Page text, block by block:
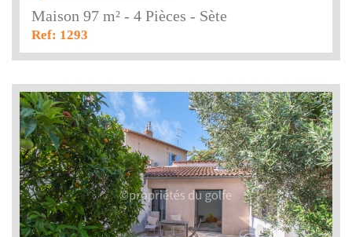
Maison 97 m² - 4 Pièces - Sète
Ref: 1293